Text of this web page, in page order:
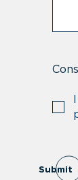
Submit